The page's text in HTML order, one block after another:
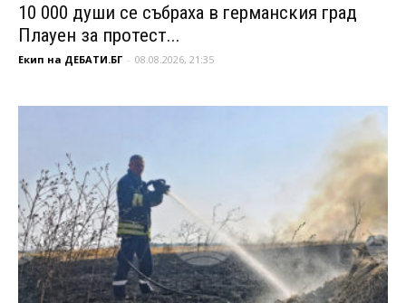
10 000 души се събраха в германския град
Плауен за протест...
Екип на ДЕБАТИ.БГ - 08.08.2026, 21:35